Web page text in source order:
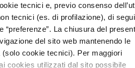
tecnici e, previo consenso
tecnici (es. di profilazione), di
“preferenze”. La chiusura del
del sito web mantenendo le
cookie tecnici). Per maggiori
cookies utilizzati dal sito possibile